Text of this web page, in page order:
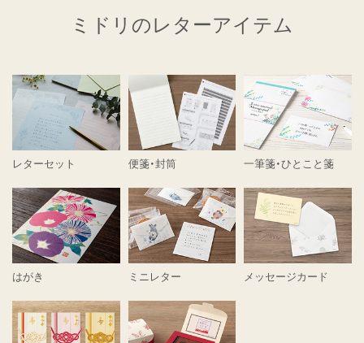
ミドリのレターアイテム
レターセット 便箋・封筒 一筆箋・ひとこと箋
はがき ミニレター メッセージカード